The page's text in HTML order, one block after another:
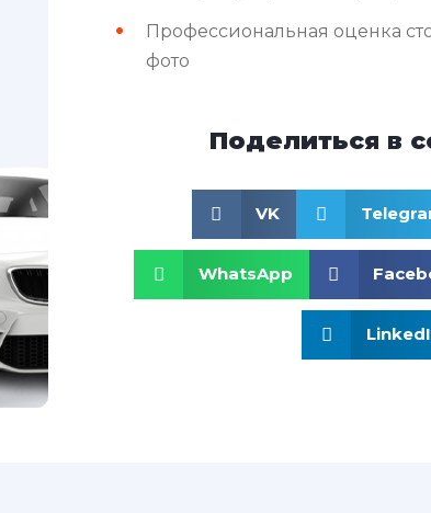
Профессиональная оценка
фото
Поделиться в
VK
WhatsApp